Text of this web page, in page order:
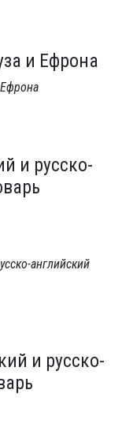
и Ефрона
и русско-
английский
и русско-